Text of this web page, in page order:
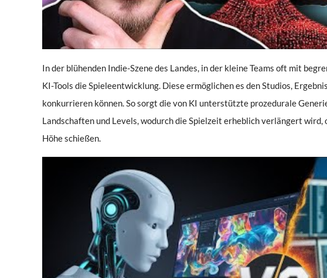
In der blühenden Indie-Szene des Landes, in der kleine Teams oft mit
KI-Tools die Spieleentwicklung. Diese ermöglichen es den Studios,
konkurrieren können. So sorgt die von KI unterstützte prozedurale
Landschaften und Levels, wodurch die Spielzeit erheblich verlängert
Höhe schießen.